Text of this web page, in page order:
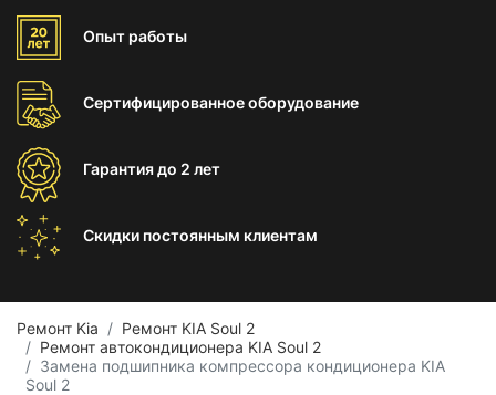
Опыт работы
Сертифицированноеоборудование
Гарантиядо 2 лет
Скидки постоянным клиентам
Ремонт Kia
Ремонт KIA Soul 2
Ремонт автокондиционера KIA Soul 2
Замена подшипника компрессора кондиционера KIA
Soul 2